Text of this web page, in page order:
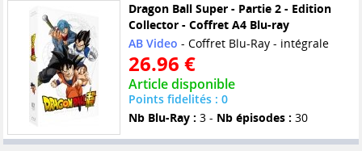
Dragon Ball Super - Partie 2 - Edition
Collector - Coffret A4 Blu-ray
AB Video - Coffret Blu-Ray - intégrale
26.96 €
Article disponible
Points fidelités : 0
Nb Blu-Ray : 3 - Nb épisodes : 30